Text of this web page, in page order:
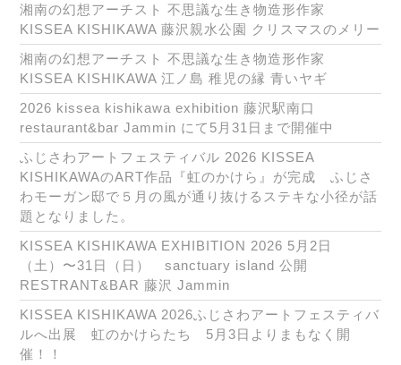
湘南の幻想アーチスト 不思議な生き物造形作家
KISSEA KISHIKAWA 藤沢親水公園 クリスマスのメリー
湘南の幻想アーチスト 不思議な生き物造形作家
KISSEA KISHIKAWA 江ノ島 稚児の縁 青いヤギ
2026 kissea kishikawa exhibition 藤沢駅南口
restaurant&bar Jammin にて5月31日まで開催中
ふじさわアートフェスティバル 2026 KISSEA
KISHIKAWAのART作品『虹のかけら』が完成 ふじさ
わモーガン邸で５月の風が通り抜けるステキな小径が話
題となりました。
KISSEA KISHIKAWA EXHIBITION 2026 5月2日
（土）〜31日（日） sanctuary island 公開
RESTRANT&BAR 藤沢 Jammin
KISSEA KISHIKAWA 2026ふじさわアートフェスティバ
ルへ出展 虹のかけらたち 5月3日よりまもなく開
催！！